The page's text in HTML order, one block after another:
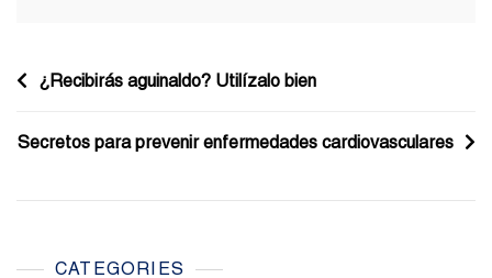
Navegación
entradas
¿Recibirás aguinaldo? Utilízalo bien
Secretos para prevenir enfermedades cardiovasculares
CATEGORIES